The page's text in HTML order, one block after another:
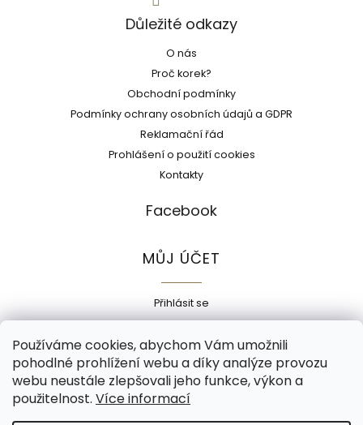
Používáme cookies, abychom Vám umožnili
pohodlné prohlížení webu a díky analýze provozu
webu neustále zlepšovali jeho funkce, výkon a
použitelnost. Více informací
Důležité odkazy
O nás
Proč korek?
Obchodní podmínky
Podmínky ochrany osobních údajů a GDPR
Reklamační řád
Prohlášení o použití cookies
Kontakty
Facebook
MŮJ ÚČET
Přihlásit se
Registrace
Historie objednávek
Adresy
Odhlásit se